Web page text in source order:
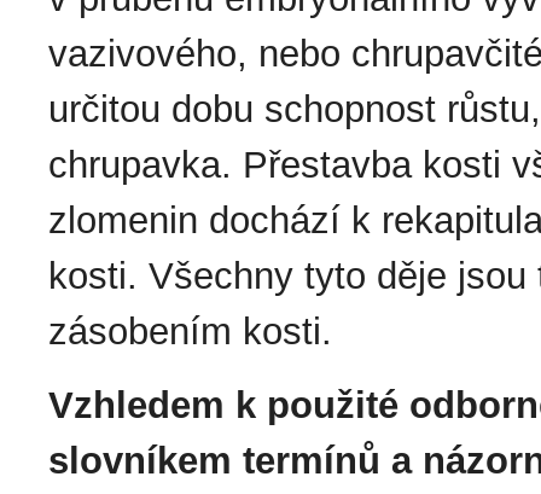
vazivového, nebo
určitou dobu schopnost
chrupavka. Přestavba kosti
zlomenin dochází k
kosti. Všechny tyto děje
zásobením kosti.
Vzhledem k použité
slovníkem termínů a